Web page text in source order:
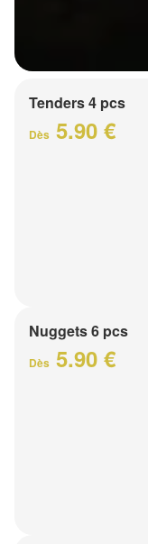
Tenders 4 pcs
Dès 5.90 €
Nuggets 6 pcs
Dès 5.90 €